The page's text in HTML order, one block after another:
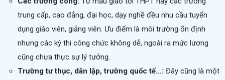
trung cấp, cao đẳng, đại học, dạy nghề đều nhu cầu tuyển
dụng giáo viên, giảng viên. Ưu điểm là môi trường ổn định
nhưng các kỳ thi công chức không dễ, ngoài ra mức lương
cũng chưa thực sự lý tưởng.
Trường tư thục, dân lập, trường quốc tế...: Đây cũng là một